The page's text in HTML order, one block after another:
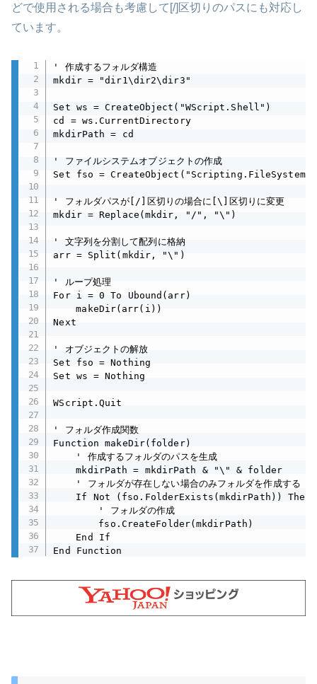
どで使用される場合も考慮して[/]区切りのパスにも対応し
ています。
' 作成するフォルダ構造
mkdir = "dir1\dir2\dir3"
Set ws = CreateObject("WScript.Shell")
cd = ws.CurrentDirectory
mkdirPath = cd
' ファイルシステムオブジェクトの作成
Set fso =
' フォルダパスが[/]区切りの場合に[\]区切りに変更
mkdir = Replace(mkdir, "/", "\")
' 文字列を分割して配列に格納
arr = Split(mkdir, "\")
' ループ処理
For i = 0 To Ubound(arr)
	makeDir(arr(i))
Next
' オブジェクトの解放
Set fso = Nothing
Set ws = Nothing
WScript.Quit
' フォルダ作成関数
Function makeDir(folder)
	mkdirPath = mkdirPath & "\" & folder
End Function